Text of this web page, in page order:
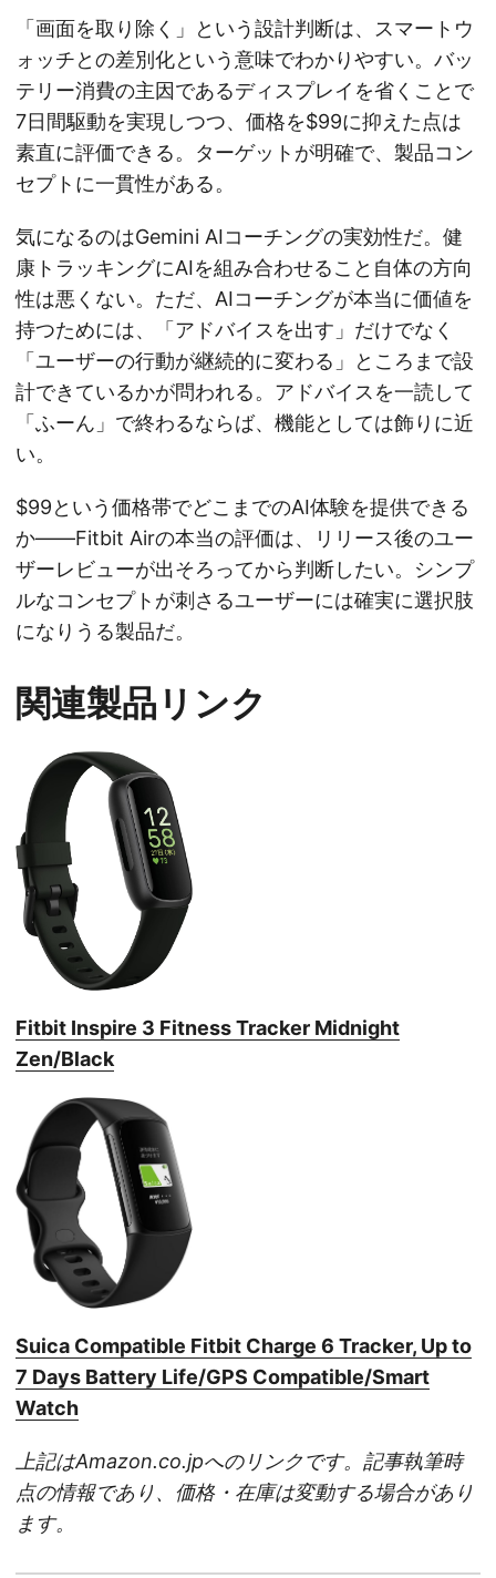
「画面を取り除く」という設計判断は、スマートウ
ォッチとの差別化という意味でわかりやすい。バッ
テリー消費の主因であるディスプレイを省くことで
7日間駆動を実現しつつ、価格を$99に抑えた点は
素直に評価できる。ターゲットが明確で、製品コン
セプトに一貫性がある。
気になるのはGemini AIコーチングの実効性だ。健
康トラッキングにAIを組み合わせること自体の方向
性は悪くない。ただ、AIコーチングが本当に価値を
持つためには、「アドバイスを出す」だけでなく
「ユーザーの行動が継続的に変わる」ところまで設
計できているかが問われる。アドバイスを一読して
「ふーん」で終わるならば、機能としては飾りに近
い。
$99という価格帯でどこまでのAI体験を提供できる
か——Fitbit Airの本当の評価は、リリース後のユー
ザーレビューが出そろってから判断したい。シンプ
ルなコンセプトが刺さるユーザーには確実に選択肢
になりうる製品だ。
関連製品リンク
Fitbit Inspire 3 Fitness Tracker Midnight
Zen/Black
Suica Compatible Fitbit Charge 6 Tracker, Up to
7 Days Battery Life/GPS Compatible/Smart
Watch
上記はAmazon.co.jpへのリンクです。記事執筆時
点の情報であり、価格・在庫は変動する場合があり
ます。